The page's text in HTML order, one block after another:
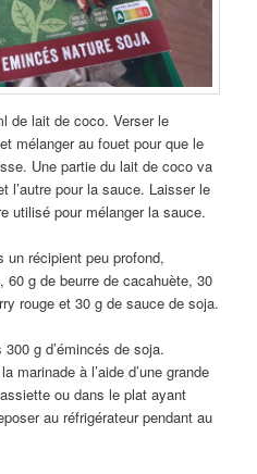
de lait de coco. Verser le
mélanger au fouet pour que le
Une partie du lait de coco va
l’autre pour la sauce. Laisser le
utilisé pour mélanger la sauce.
un récipient peu profond,
60 g de beurre de cacahuète, 30
rouge et 30 g de sauce de soja.
g d’émincés de soja.
marinade à l’aide d’une grande
ou dans le plat ayant
au réfrigérateur pendant au